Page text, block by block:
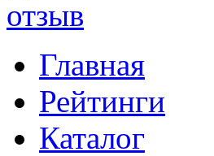
Главная
Рейтинги
Каталог